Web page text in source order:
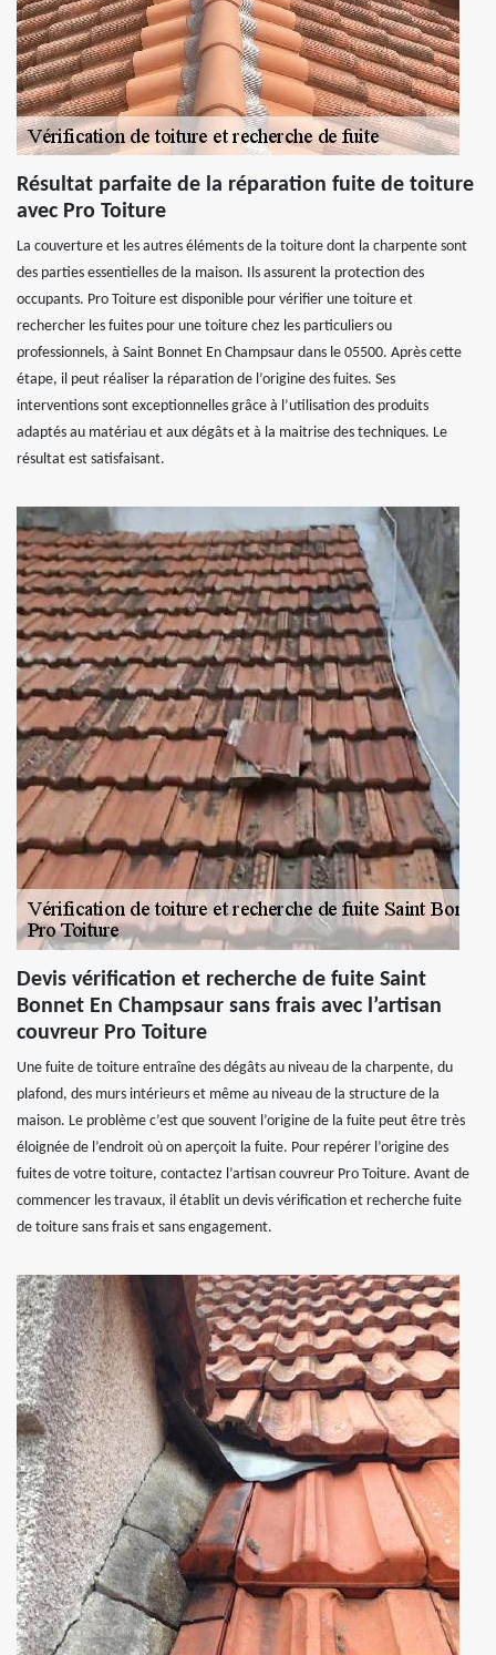
Résultat parfaite de la réparation fuite de toiture
avec Pro Toiture
La couverture et les autres éléments de la toiture dont la charpente sont
des parties essentielles de la maison. Ils assurent la protection des
occupants. Pro Toiture est disponible pour vérifier une toiture et
rechercher les fuites pour une toiture chez les particuliers ou
professionnels, à Saint Bonnet En Champsaur dans le 05500. Après cette
étape, il peut réaliser la réparation de l’origine des fuites. Ses
interventions sont exceptionnelles grâce à l’utilisation des produits
adaptés au matériau et aux dégâts et à la maitrise des techniques. Le
résultat est satisfaisant.
Devis vérification et recherche de fuite Saint
Bonnet En Champsaur sans frais avec l’artisan
couvreur Pro Toiture
Une fuite de toiture entraîne des dégâts au niveau de la charpente, du
plafond, des murs intérieurs et même au niveau de la structure de la
maison. Le problème c’est que souvent l’origine de la fuite peut être très
éloignée de l’endroit où on aperçoit la fuite. Pour repérer l’origine des
fuites de votre toiture, contactez l’artisan couvreur Pro Toiture. Avant de
commencer les travaux, il établit un devis vérification et recherche fuite
de toiture sans frais et sans engagement.